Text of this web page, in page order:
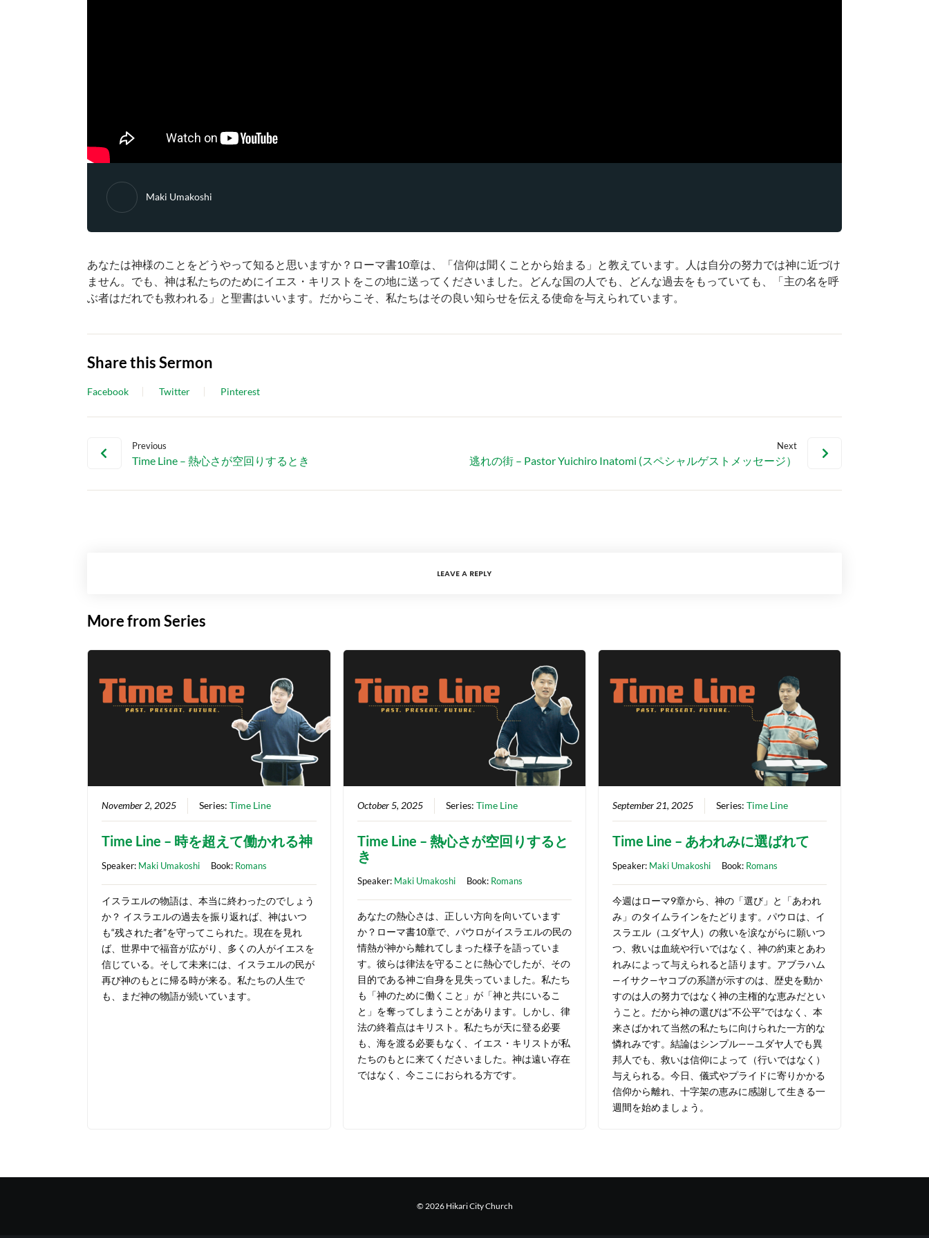
Maki Umakoshi
あなたは神様のことをどうやって知ると思いますか？ローマ書10章は、「信仰は聞くことから始まる」と教えています。人は自分の努力では神に近づけ
ません。でも、神は私たちのためにイエス・キリストをこの地に送ってくださいました。どんな国の人でも、どんな過去をもっていても、「主の名を呼
ぶ者はだれでも救われる」と聖書はいいます。だからこそ、私たちはその良い知らせを伝える使命を与えられています。
Share this Sermon
Facebook Twitter Pinterest
Previous
Time Line – 熱心さが空回りするとき
Next
逃れの街 – Pastor Yuichiro Inatomi (スペシャルゲストメッセージ）
LEAVE A REPLY
More from Series
November 2, 2025 Series:Time Line
Time Line – 時を超えて働かれる神
Speaker: Maki Umakoshi Book: Romans
イスラエルの物語は、本当に終わったのでしょう
か？ イスラエルの過去を振り返れば、神はいつ
も“残された者”を守ってこられた。現在を見れ
ば、世界中で福音が広がり、多くの人がイエスを
信じている。そして未来には、イスラエルの民が
再び神のもとに帰る時が来る。私たちの人生で
も、まだ神の物語が続いています。
October 5, 2025 Series: Time Line
Time Line – 熱心さが空回りすると
き
Speaker: Maki Umakoshi Book: Romans
あなたの熱心さは、正しい方向を向いています
か？ローマ書10章で、パウロがイスラエルの民の
情熱が神から離れてしまった様子を語っていま
す。彼らは律法を守ることに熱心でしたが、その
目的である神ご自身を見失っていました。私たち
も「神のために働くこと」が「神と共にいるこ
と」を奪ってしまうことがあります。しかし、律
法の終着点はキリスト。私たちが天に登る必要
も、海を渡る必要もなく、イエス・キリストが私
たちのもとに来てくださいました。神は遠い存在
ではなく、今ここにおられる方です。
September 21, 2025 Series: Time Line
Time Line – あわれみに選ばれて
Speaker: Maki Umakoshi Book: Romans
今週はローマ9章から、神の「選び」と「あわれ
み」のタイムラインをたどります。パウロは、イ
スラエル（ユダヤ人）の救いを涙ながらに願いつ
つ、救いは血統や行いではなく、神の約束とあわ
れみによって与えられると語ります。アブラハム
—イサク—ヤコブの系譜が示すのは、歴史を動か
すのは人の努力ではなく神の主権的な恵みだとい
うこと。だから神の選びは“不公平”ではなく、本
来さばかれて当然の私たちに向けられた一方的な
憐れみです。結論はシンプル——ユダヤ人でも異
邦人でも、救いは信仰によって（行いではなく）
与えられる。今日、儀式やプライドに寄りかかる
信仰から離れ、十字架の恵みに感謝して生きる一
週間を始めましょう。
© 2026 Hikari City Church